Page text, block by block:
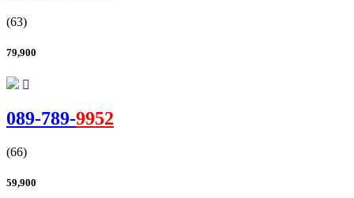
(63)
79,900
089-789-9952
(66)
59,900